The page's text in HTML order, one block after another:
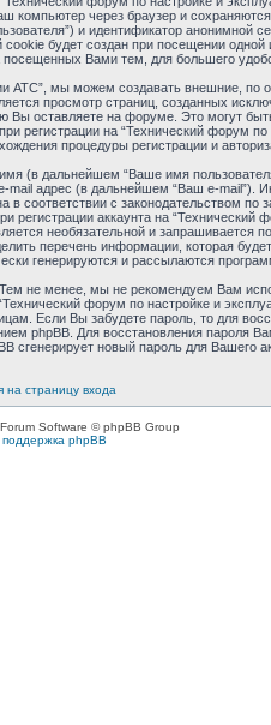
компьютер через браузер и
и идентификатор анонимной
будет создан при посещении
посещенных Вами тем, для большего
АТС”, мы можем создавать внешние,
просмотр страниц, созданных
оставляете на форуме. Это могут
регистрации на “Технический форум по
процедуры регистрации и
(в дальнейшем “Ваше имя
mail адрес (в дальнейшем “Ваш e-
соответствии с законодательством
аккаунта на “Технический
необязательной и запрашивается
перечень информации, которая
генерируются и рассылаются
не менее, мы не рекомендуем Вам
форум по настройке и
Если Вы забудете пароль, то для
phpBB. Для восстановления пароля
сгенерирует новый пароль для Вашего
на страницу входа
Software © phpBB Group
поддержка phpBB